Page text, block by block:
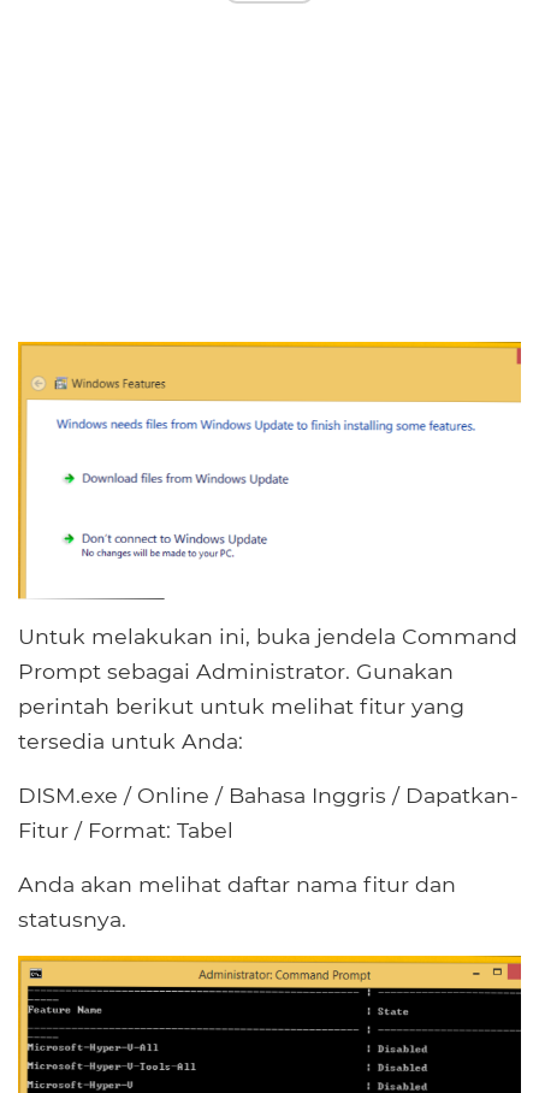
Untuk melakukan ini, buka jendela Command
Prompt sebagai Administrator. Gunakan
perintah berikut untuk melihat fitur yang
tersedia untuk Anda:
DISM.exe / Online / Bahasa Inggris / Dapatkan-
Fitur / Format: Tabel
Anda akan melihat daftar nama fitur dan
statusnya.